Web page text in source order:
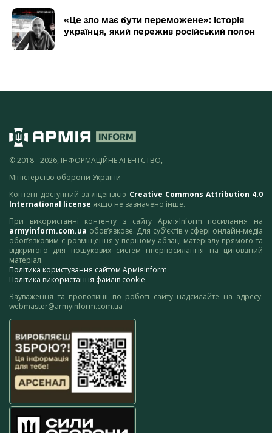
«Це зло має бути переможене»: історія
українця, який пережив російський полон
© 2018 - 2026, ІНФОРМАЦІЙНЕ АГЕНТСТВО,
Міністерство оборони України
Контент доступний за ліцензією Creative Commons Attribution 4.0
International license якщо не зазначено інше.
При використанні контенту з сайту АрміяInform посилання на
armyinform.com.ua обов’язкове. Для суб’єктів у сфері онлайн-медіа
обов’язковим є розміщення у першому абзаці матеріалу прямого та
відкритого для пошукових систем гіперпосилання на цитований
матеріал.
Політика користування сайтом АрміяInform
Політика використання файлів cookie
Зауваження та пропозиції по роботі сайту надсилайте на адресу:
webmaster@armyinform.com.ua